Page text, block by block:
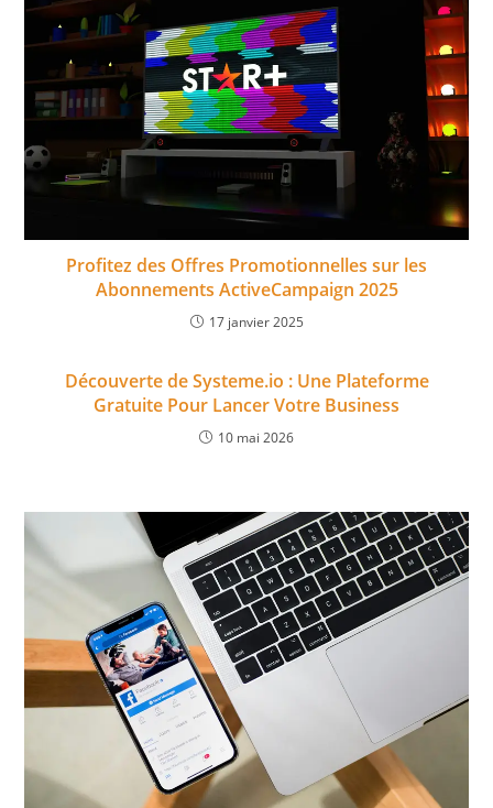
Profitez des Offres Promotionnelles sur les
Abonnements ActiveCampaign 2025
17 janvier 2025
Découverte de Systeme.io : Une Plateforme
Gratuite Pour Lancer Votre Business
10 mai 2026